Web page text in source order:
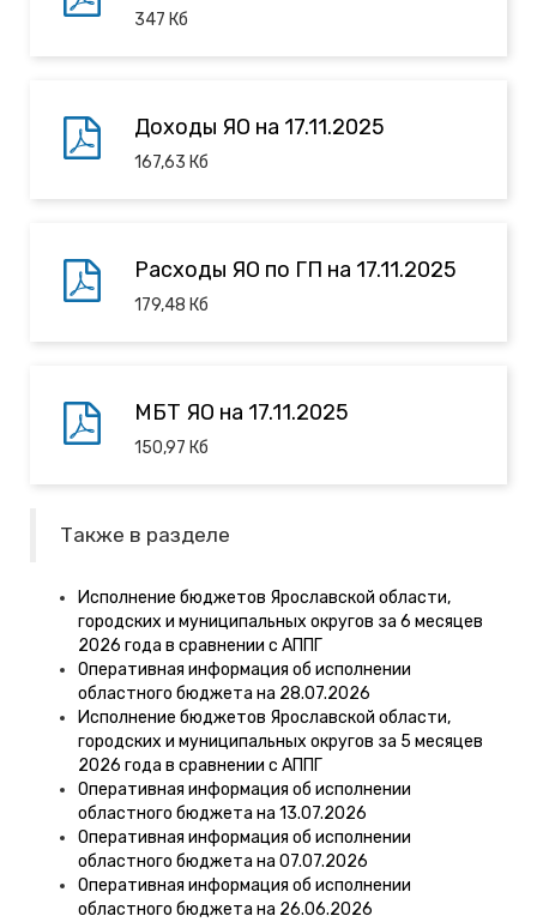
347 Кб
Доходы ЯО на 17.11.2025
167,63 Кб
Расходы ЯО по ГП на 17.11.2025
179,48 Кб
МБТ ЯО на 17.11.2025
150,97 Кб
Также в разделе
Исполнение бюджетов Ярославской области,
городских и муниципальных округов за 6 месяцев
2026 года в сравнении с АППГ
Оперативная информация об исполнении
областного бюджета на 28.07.2026
Исполнение бюджетов Ярославской области,
городских и муниципальных округов за 5 месяцев
2026 года в сравнении с АППГ
Оперативная информация об исполнении
областного бюджета на 13.07.2026
Оперативная информация об исполнении
областного бюджета на 07.07.2026
Оперативная информация об исполнении
областного бюджета на 26.06.2026